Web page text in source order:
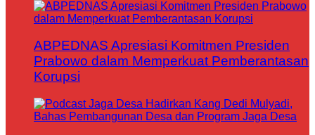
ABPEDNAS Apresiasi Komitmen Presiden
Prabowo dalam Memperkuat Pemberantasan
Korupsi